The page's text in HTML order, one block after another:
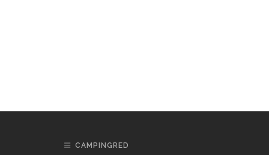
CAMPINGRED